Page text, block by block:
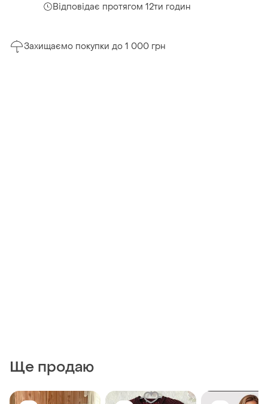
Відповідає протягом 12ти годин
Захищаємо покупки до 1 000 грн
Ще продаю